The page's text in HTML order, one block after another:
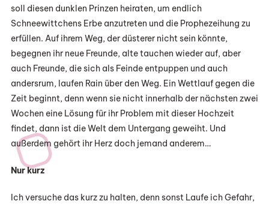
soll diesen dunklen Prinzen heiraten, um endlich
Schneewittchens Erbe anzutreten und die Prophezeihung zu
erfüllen. Auf ihrem Weg, der düsterer nicht sein könnte,
begegnen ihr neue Freunde, alte tauchen wieder auf, aber
auch Freunde, die sich als Feinde entpuppen und auch
andersrum, laufen Rain über den Weg. Ein Wettlauf gegen die
Zeit beginnt, denn wenn sie nicht innerhalb der nächsten zwei
Wochen eine Lösung für ihr Problem mit dieser Hochzeit
findet, dann ist die Welt dem Untergang geweiht. Und
außerdem gehört ihr Herz doch jemand anderem…
Nur kurz
Ich versuche das kurz zu halten, denn sonst Laufe ich Gefahr,